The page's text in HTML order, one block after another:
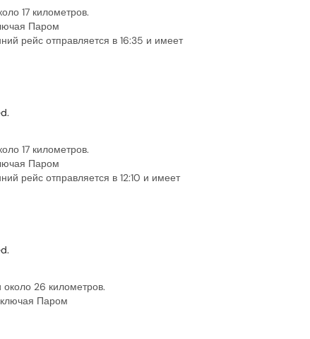
17 километров.
Паром
рейс отправляется в 16:35 и имеет
17 километров.
Паром
рейс отправляется в 12:10 и имеет
26 километров.
Паром